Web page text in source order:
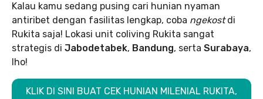
Kalau kamu sedang pusing cari hunian nyaman
antiribet dengan fasilitas lengkap, coba ngekostdi
Rukita saja! Lokasi unit coliving Rukita sangat
strategis di Jabodetabek, Bandung, serta Surabaya,
lho!
KLIK DI SINI BUAT CEK HUNIAN MILENIAL RUKITA,